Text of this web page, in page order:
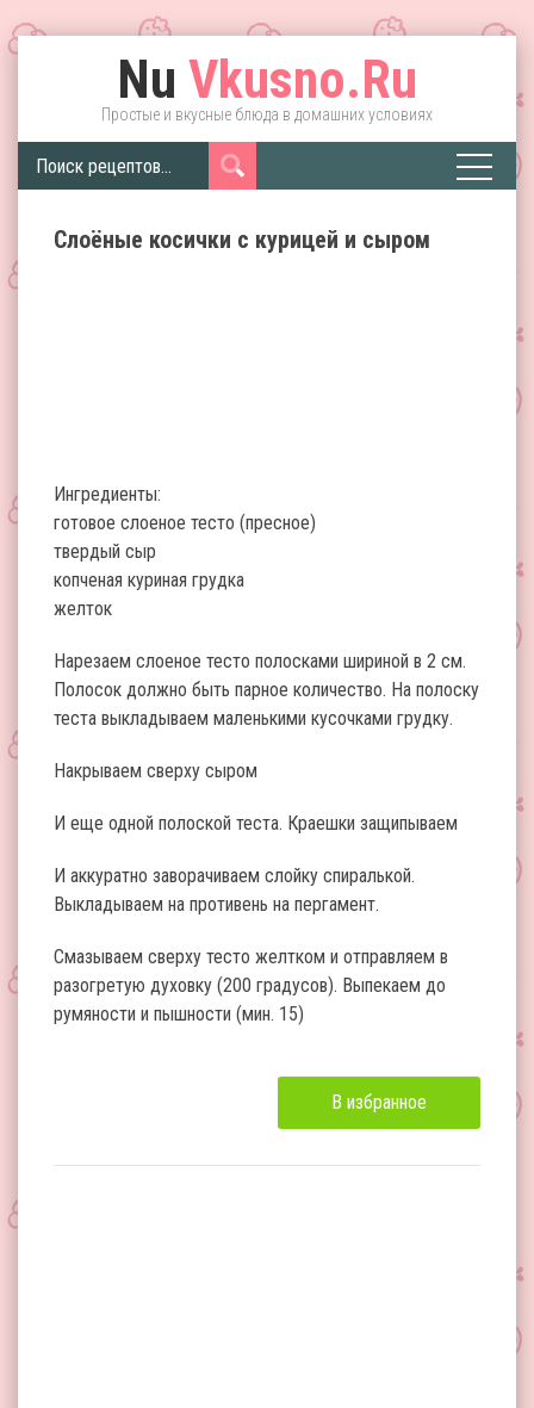
Nu Vkusno.Ru
Простые и вкусные блюда в домашних условиях
Слоёные косички с курицей и сыром
Ингредиенты:
готовое слоеное тесто (пресное)
твердый сыр
копченая куриная грудка
желток
Нарезаем слоеное тесто полосками шириной в 2 см.
Полосок должно быть парное количество. На полоску
теста выкладываем маленькими кусочками грудку.
Накрываем сверху сыром
И еще одной полоской теста. Краешки защипываем
И аккуратно заворачиваем слойку спиралькой.
Выкладываем на противень на пергамент.
Смазываем сверху тесто желтком и отправляем в
разогретую духовку (200 градусов). Выпекаем до
румяности и пышности (мин. 15)
В избранное